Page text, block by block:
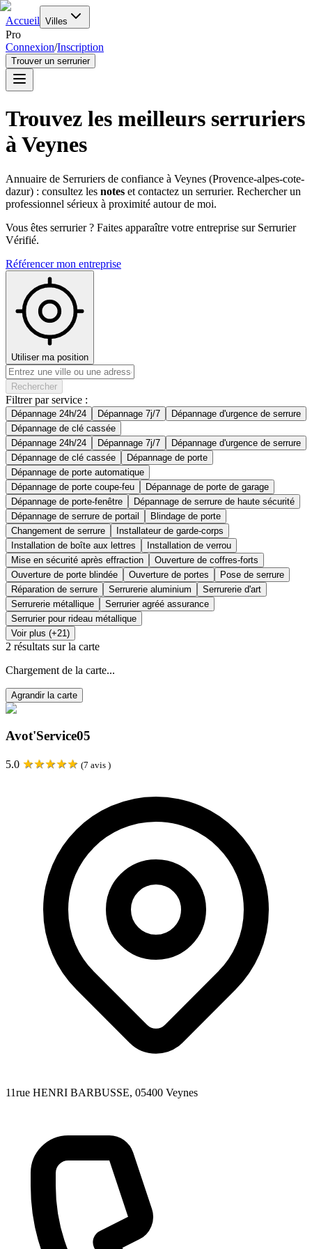
Accueil Villes
Pro
Connexion/Inscription
Trouver un serrurier
Trouvez les meilleurs serruriers
àVeynes
Annuaire de Serruriers de confiance à Veynes (Provence-alpes-cote-
dazur) : consultez les notes et contactez un serrurier. Rechercher un
professionnel sérieux à proximité autour de moi.
Vous êtes serrurier ? Faites apparaître votre entreprise sur Serrurier
Vérifié.
Référencer mon entreprise
Utiliser ma position
Rechercher
Filtrer par service :
Dépannage 24h/24 Dépannage 7j/7
Dépannage d'urgence de serrure
Dépannage de clé cassée
Dépannage 24h/24
Dépannage 7j/7
Dépannage d'urgence de serrure
Dépannage de clé cassée
Dépannage de porte
Dépannage de porte automatique
Dépannage de porte coupe-feu
Dépannage de porte de garage
Dépannage de porte-fenêtre
Dépannage de serrure de haute sécurité
Dépannage de serrure de portail
Blindage de porte
Changement de serrure
Installateur de garde-corps
Installation de boîte aux lettres
Installation de verrou
Mise en sécurité après effraction
Ouverture de coffres-forts
Ouverture de porte blindée
Ouverture de portes
Pose de serrure
Réparation de serrure
Serrurerie aluminium
Serrurerie d'art
Serrurerie métallique
Serrurier agréé assurance
Serrurier pour rideau métallique
Voir plus (+21)
2 résultats sur la carte
Chargement de la carte...
Agrandir la carte
Avot'Service05
5.0 ★★★★★ (7 avis )
11rue HENRI BARBUSSE, 05400 Veynes